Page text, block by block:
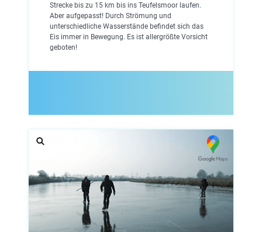
Strecke bis zu 15 km bis ins Teufelsmoor laufen.
Aber aufgepasst! Durch Strömung und
unterschiedliche Wasserstände befindet sich das
Eis immer in Bewegung. Es ist allergrößte Vorsicht
geboten!